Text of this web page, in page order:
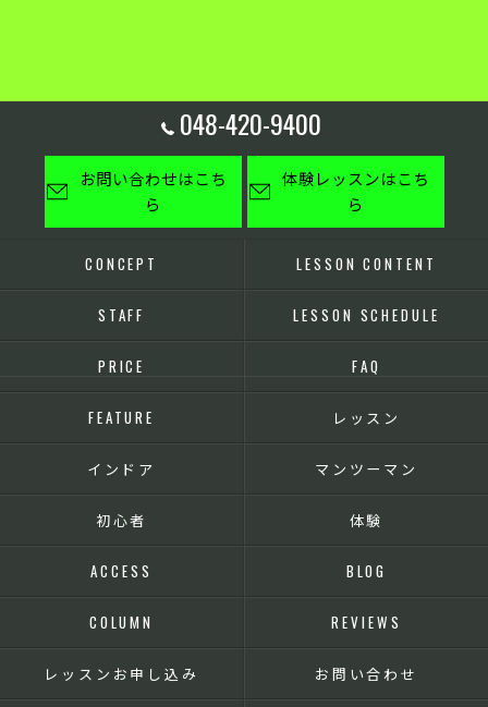
048-420-9400
お問い合わせはこち
ら
体験レッスンはこち
ら
CONCEPT LESSON CONTENT
STAFF LESSON SCHEDULE
PRICE FAQ
FEATURE レッスン
インドア マンツーマン
初心者 体験
ACCESS BLOG
COLUMN REVIEWS
レッスンお申し込み お問い合わせ